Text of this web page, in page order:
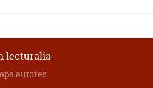
de su prosa; no busca el artificio, sino
lecturalia
autores